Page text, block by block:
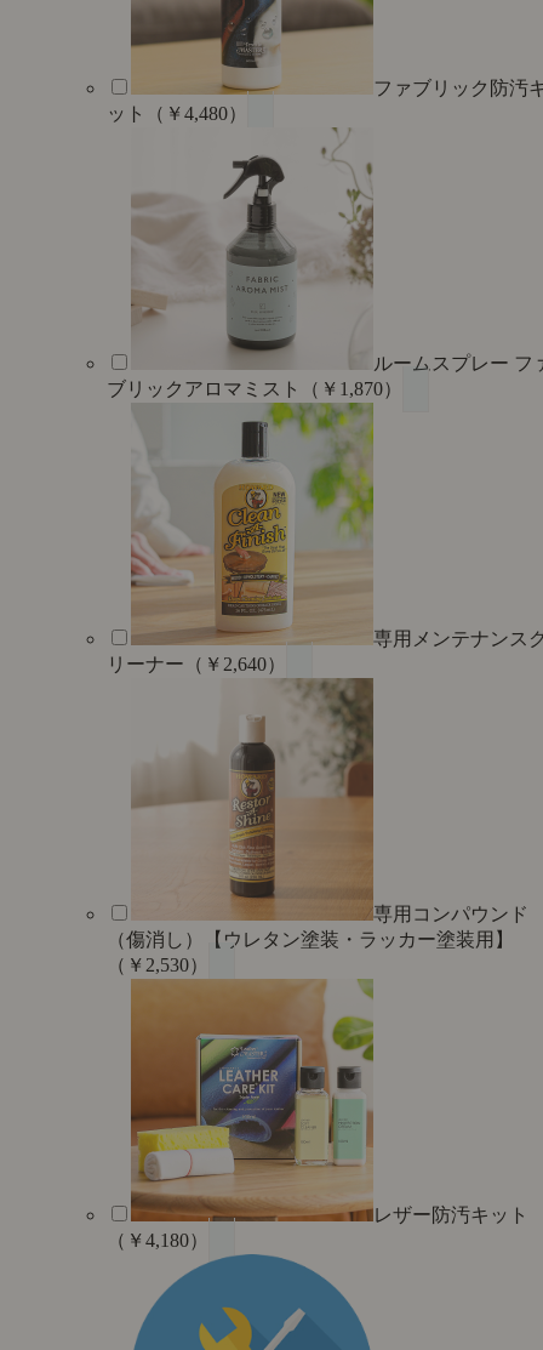
ファブリック防汚
ット（￥4,480）
ルームスプレー フ
ブリックアロマミスト（￥1,870）
専用メンテナンス
リーナー（￥2,640）
専用コンパウンド
（傷消し）【ウレタン塗装・ラッカー塗装用】
（￥2,530）
レザー防汚キット
（￥4,180）